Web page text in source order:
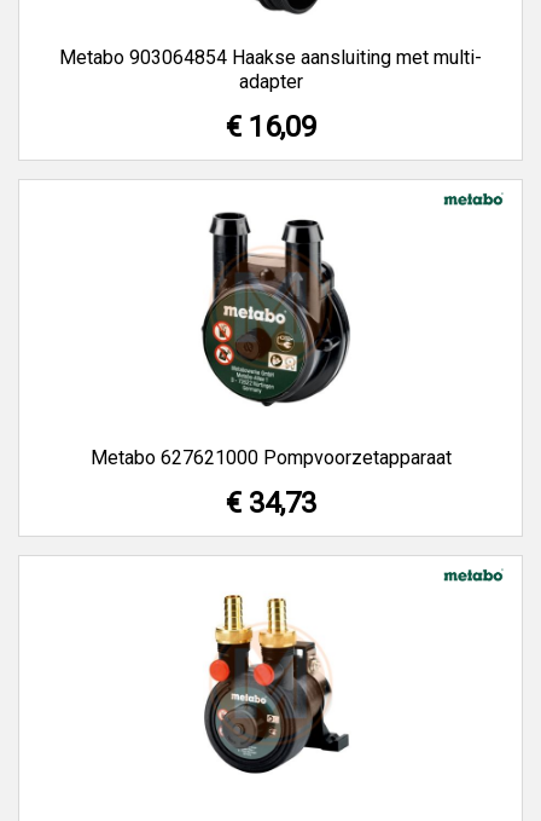
Metabo 903064854 Haakse aansluiting met multi-
adapter
€ 16,09
Metabo 627621000 Pompvoorzetapparaat
€ 34,73